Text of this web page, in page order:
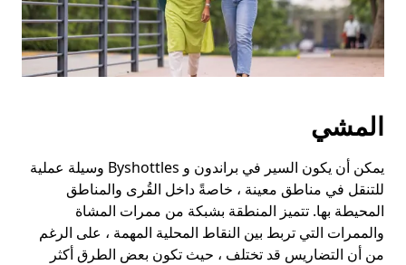
المشي
يمكن أن يكون السير في براندون و Byshottles وسيلة عملية
للتنقل في مناطق معينة ، خاصةً داخل القُرى والمناطق
المحيطة بها. تتميز المنطقة بشبكة من ممرات المشاة
والممرات التي تربط بين النقاط المحلية المهمة ، على الرغم
من أن التضاريس قد تختلف ، حيث تكون بعض الطرق أكثر